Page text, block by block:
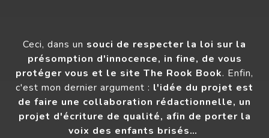
Ceci, dans un souci de respecter la loi sur la
présomption d'innocence, in fine, de vous
protéger vous et le site The Rook Book. Enfin,
c'est mon dernier argument : l'idée du projet est
de faire une collaboration rédactionnelle, un
projet d'écriture de qualité, afin de porter la
voix des enfants brisés…